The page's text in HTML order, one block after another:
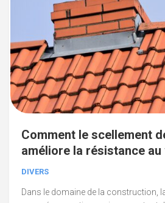
Comment le scellement
améliore la résistance au
DIVERS
Dans le domaine de la construction,